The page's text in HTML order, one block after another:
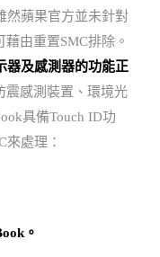
然蘋果官方並未針對
由重置SMC排除。
器及感測器的功能正
震感測裝置、環境光
具備Touch ID功
來處理：
。